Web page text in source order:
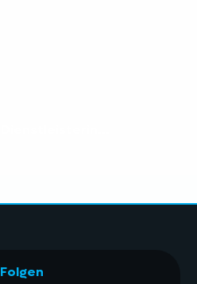
Folgen